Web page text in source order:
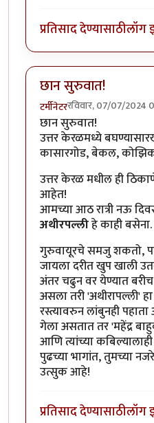
प्रतिसाद देण्यासाठीलॉग
छान सुरुवात!
टर्मीनेटररविवार, 07/07/2024
छान सुरुवात!
उत्तर केरळमध्ये
कासारगोड, बेकल,
उत्तर केरळ मधील ही
आहेत!
आमच्या आठ रात्री नऊ
अथीरपल्लीहे काही बसेना.
गुरुवायूरचे समजु शकतो,
जायला दरीत खुप खाली
अंतर चढुन वर येण्यात
असला तरी 'अथीरापल्ली'
रस्त्यावरुन लांबुनही
गेला असतात तर 'महेंद्र
आणि त्यांच्या
पुढच्या भागांत, तुमच्या
उत्सुक आहे!
प्रतिसाद देण्यासाठीलॉग